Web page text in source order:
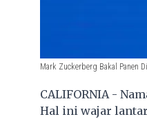
Mark Zuckerberg Bakal Panen
CALIFORNIA -
Hal ini wajar